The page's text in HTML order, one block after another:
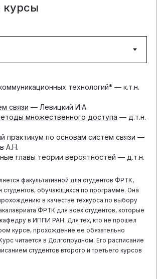
курсы
технологий* — к.т.н.
связи — Левицкий И.А.
множественного доступа — д.т.н.
практикум по основам систем связи —
А.Н.
главы теории вероятностей — д.т.н.
факультативной для студентов ФРТК,
студентов, обучающихся по программе. Она
в качестве техкурса по выбору
ФРТК для всех студентов, которые
кафедру в ИППИ РАН. Для тех, кто не прошел
курсе, прохождение ее обязательно
читается в Долгопрудном. Его расписание
студентов второго и третьего курсов